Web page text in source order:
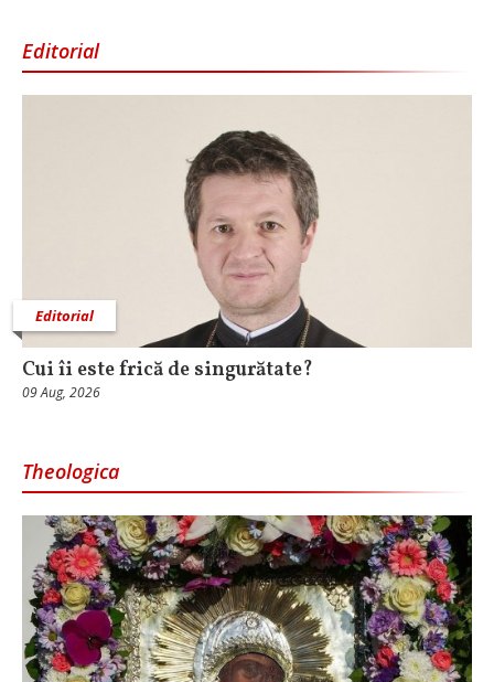
Editorial
Editorial
Cui îi este frică de singurătate?
09 Aug, 2026
Theologica